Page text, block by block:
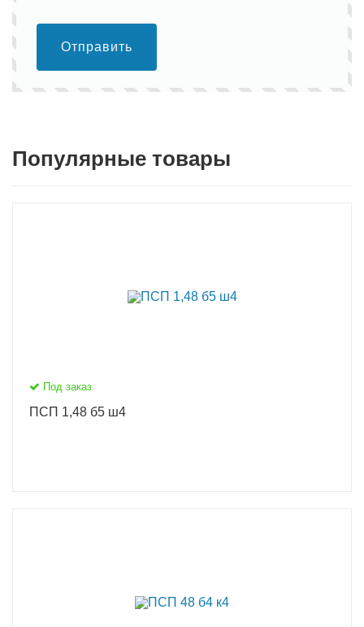
Отправить
Популярные товары
Под заказ
ПСП 1,48 б5 ш4